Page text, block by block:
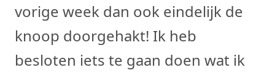
vorige week dan ook eindelijk de
knoop doorgehakt! Ik heb
besloten iets te gaan doen wat ik